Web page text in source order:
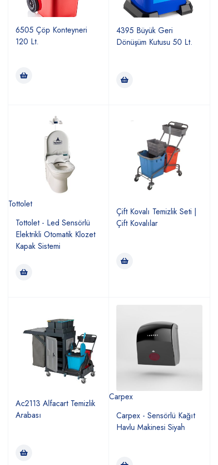
6505 Çöp Konteyneri
120 Lt.
4395 Büyük Geri
Dönüşüm Kutusu 50 Lt.
Tottolet
Tottolet - Led Sensörlü
Elektrikli Otomatik Klozet
Kapak Sistemi
Çift Kovalı Temizlik Seti |
Çift Kovalılar
Ac2113 Alfacart Temizlik
Arabası
Carpex
Carpex - Sensörlü Kağıt
Havlu Makinesi Siyah